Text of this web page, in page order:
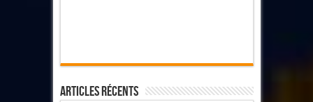
Articles Récents